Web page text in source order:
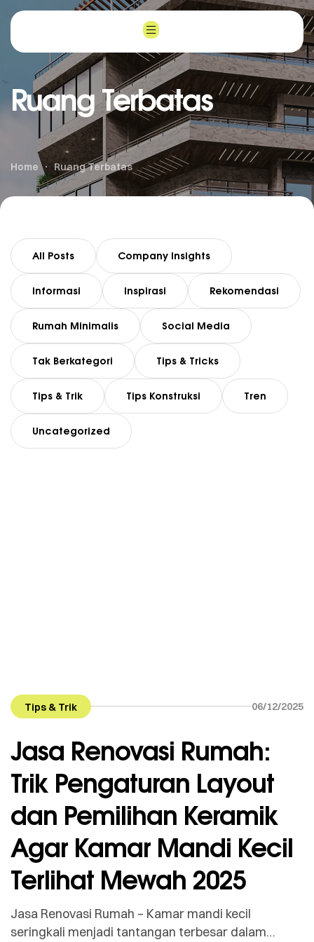
Ruang Terbatas
Home Ruang Terbatas
All Posts Company Insights
Informasi Inspirasi Rekomendasi
Rumah Minimalis Social Media
Tak Berkategori Tips & Tricks
Tips & Trik Tips Konstruksi Tren
Uncategorized
Tips & Trik 06/12/2025
Jasa Renovasi Rumah:
Trik Pengaturan Layout
dan Pemilihan Keramik
Agar Kamar Mandi Kecil
Terlihat Mewah 2025
Jasa Renovasi Rumah – Kamar mandi kecil
seringkali menjadi tantangan terbesar dalam